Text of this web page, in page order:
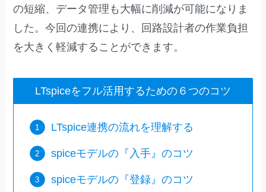
の短縮、データ管理も大幅に削減が可能になりま
した。今回の連携により、回路設計者の作業負担
を大きく軽減することができます。
LTspiceをフル活用するための６つのコツ
LTspice連携の流れを理解する
spiceモデルの『入手』のコツ
spiceモデルの『登録』のコツ